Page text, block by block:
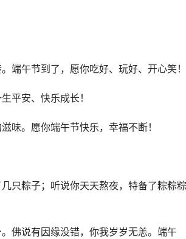
端午节到了，愿你吃好、玩好、开心笑！
平安、快乐成长！
味。愿你端午节快乐，幸福不断！
只粽子；听说你天天熬夜，特备了粽粽粽
佛说有因缘没错，你我岁岁无恙。端午